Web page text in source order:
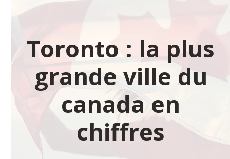
Toronto : la plus
grande ville du
canada en
chiffres